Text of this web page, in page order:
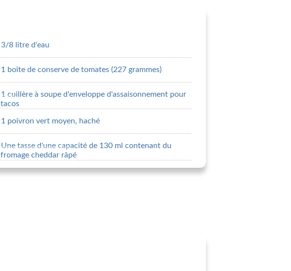
3/8 litre d'eau
1 boîte de conserve de tomates (227 grammes)
1 cuillère à soupe d'enveloppe d'assaisonnement pour
tacos
1 poivron vert moyen, haché
Une tasse d'une capacité de 130 ml contenant du
fromage cheddar râpé